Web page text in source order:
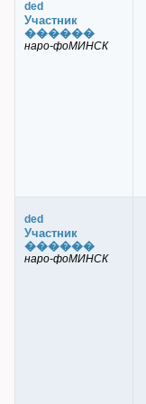
ded
Участник
������
наро-фоМИНСК
ded
Участник
������
наро-фоМИНСК